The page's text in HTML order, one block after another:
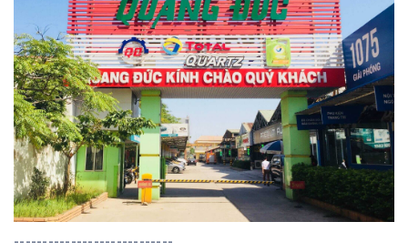
----------------------------